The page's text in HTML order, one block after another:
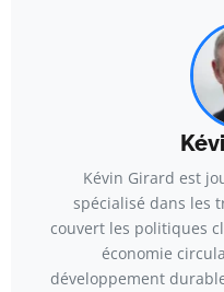
Kévin Girard est
spécialisé dans les
couvert les politiques
économie
développement